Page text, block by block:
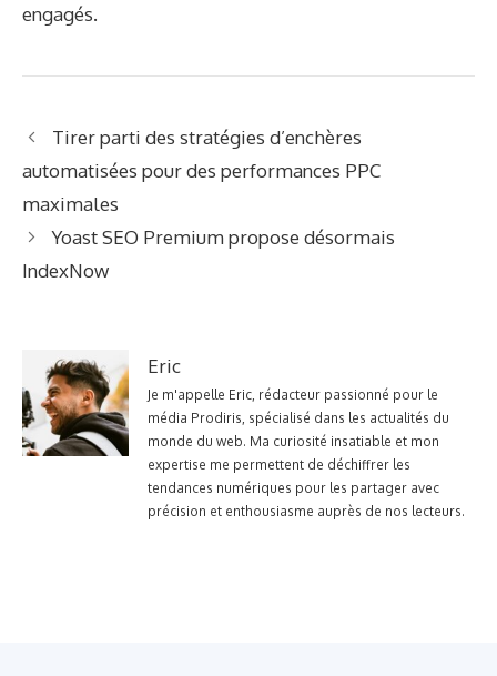
engagés.
Tirer parti des stratégies d’enchères
automatisées pour des performances PPC
maximales
Yoast SEO Premium propose désormais
IndexNow
Eric
Je m'appelle Eric, rédacteur passionné pour le
média Prodiris, spécialisé dans les actualités du
monde du web. Ma curiosité insatiable et mon
expertise me permettent de déchiffrer les
tendances numériques pour les partager avec
précision et enthousiasme auprès de nos lecteurs.